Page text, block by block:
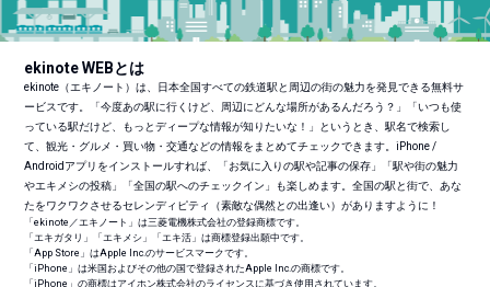
ekinote WEBとは
ekinote（エキノート）は、日本全国すべての鉄道駅と周辺の街の魅力を発見できる無料サ
ービスです。「今度あの駅に行くけど、周辺にどんな場所があるんだろう？」「いつも使
っている駅だけど、もっとディープな情報が知りたいな！」というとき、駅名で検索し
て、観光・グルメ・買い物・交通などの情報をまとめてチェックできます。iPhone /
Androidアプリをインストールすれば、「お気に入りの駅や記事の保存」「駅や街の魅力
やエキメシの投稿」「全国の駅へのチェックイン」も楽しめます。全国の駅と街で、あな
たをワクワクさせるセレンディピティ（素敵な偶然との出逢い）がありますように！
「ekinote／エキノート」は三菱電機株式会社の登録商標です。
「エキガタリ」「エキメシ」「エキ活」は商標登録出願中です。
「App Store」はApple Inc.のサービスマークです。
「iPhone」は米国およびその他の国で登録されたApple Inc.の商標です。
「iPhone」の商標はアイホン株式会社のライセンスに基づき使用されています。